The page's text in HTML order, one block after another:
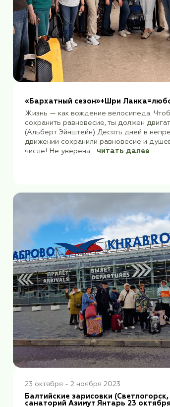
Усталость прошла,
Башкирия за 5 дней
Почему-то у нас часто звучат
восхищения с одной
красота-то какая, ну как в
далее
«Бархатный сезон»+Шри
Жизнь — как вождение